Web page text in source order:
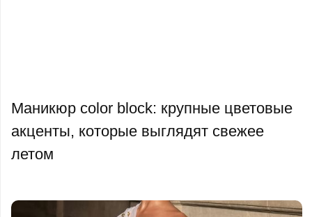
Маникюр color block: крупные цветовые
акценты, которые выглядят свежее
летом